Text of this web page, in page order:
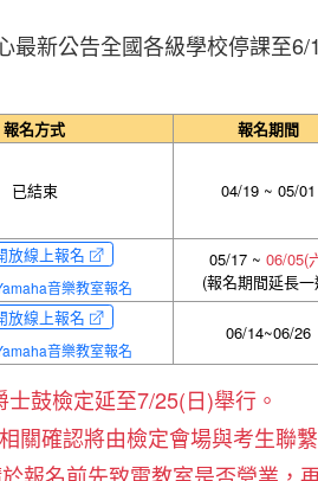
最新公告全國各級學校停課至
報名方式 報名期間
已結束 04/19 ~ 05/01
放線上報名
音樂教室報名
05/17 ~ 06/05(
(報名期間延長
放線上報名
音樂教室報名
06/14~06/26
鼓檢定延至7/25(日)舉行。
關確認將由檢定會場與考生聯
報名前先致電教室是否營業，